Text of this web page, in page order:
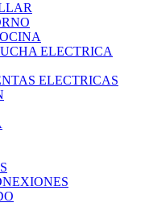
ELECTRICA
ELECTRICAS